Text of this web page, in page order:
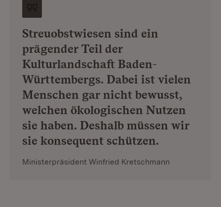
Streuobstwiesen sind ein
prägender Teil der
Kulturlandschaft Baden-
Württembergs. Dabei ist vielen
Menschen gar nicht bewusst,
welchen ökologischen Nutzen
sie haben. Deshalb müssen wir
sie konsequent schützen.
Ministerpräsident Winfried Kretschmann